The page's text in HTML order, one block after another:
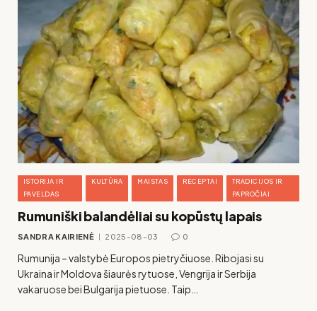
ISTORIJA IR
PAVELDAS
KULTŪRA MAISTAS RECEPTAI
TRADICIJOS IR
PAPROČIAI
Rumuniški balandėliai su kopūstų lapais
SANDRA KAIRIENĖ 2025-08-03 0
Rumunija – valstybė Europos pietryčiuose. Ribojasi su
Ukraina ir Moldova šiaurės rytuose, Vengrija ir Serbija
vakaruose bei Bulgarija pietuose. Taip…